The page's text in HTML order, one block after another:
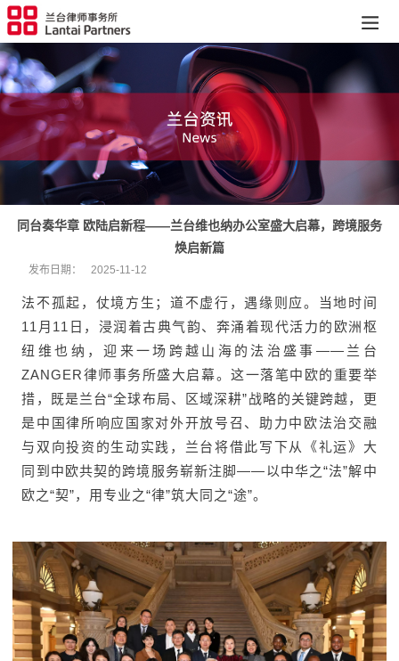
同台奏华章 欧陆启新程——兰台维也纳办公室盛大启幕，跨境服务
焕启新篇
发布日期： 2025-11-12
法不孤起，仗境方生；道不虚行，遇缘则应。当地时间
11月11日，浸润着古典气韵、奔涌着现代活力的欧洲枢
纽维也纳，迎来一场跨越山海的法治盛事——兰台
ZANGER律师事务所盛大启幕。这一落笔中欧的重要举
措，既是兰台“全球布局、区域深耕”战略的关键跨越，更
是中国律所响应国家对外开放号召、助力中欧法治交融
与双向投资的生动实践，兰台将借此写下从《礼运》大
同到中欧共契的跨境服务崭新注脚——以中华之“法”解中
欧之“契”，用专业之“律”筑大同之“途”。